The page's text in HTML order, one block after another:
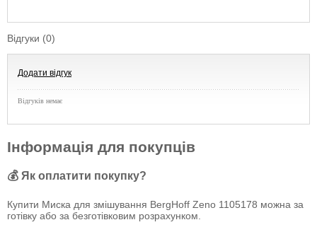
Відгуки (0)
Додати відгук
Відгуків немає
Інформація для покупців
💰 Як оплатити покупку?
Купити Миска для змішування BergHoff Zeno 1105178 можна за
готівку або за безготівковим розрахунком.